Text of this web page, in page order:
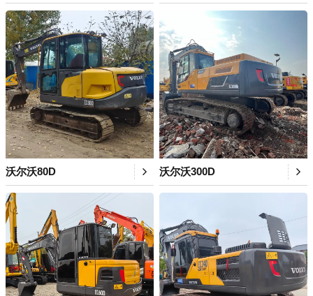
沃尔沃80D 沃尔沃300D